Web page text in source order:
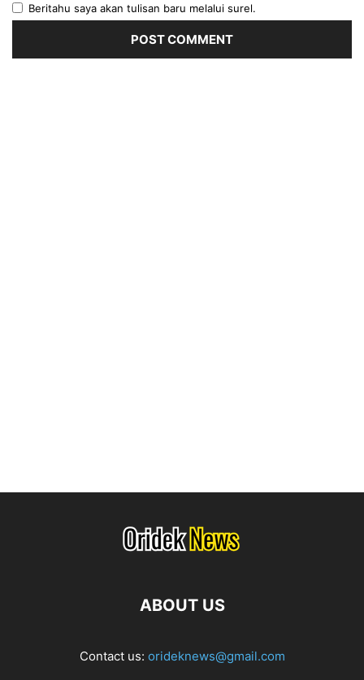
Beritahu saya akan tulisan baru melalui surel.
ABOUT US
Contact us: orideknews@gmail.com